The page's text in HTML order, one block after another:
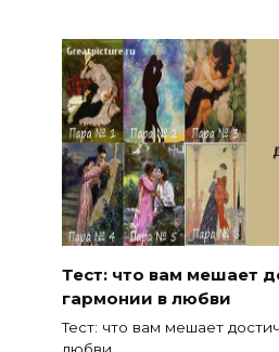
Тест: что вам мешает
гармонии в любви
Тест: что вам мешает